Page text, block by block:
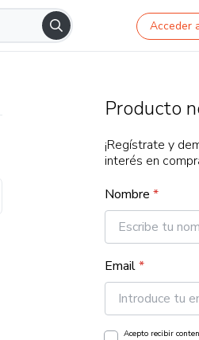
Acceder
Producto
¡Regístrate y
interés en
Nombre *
Email*
Acepto recibir